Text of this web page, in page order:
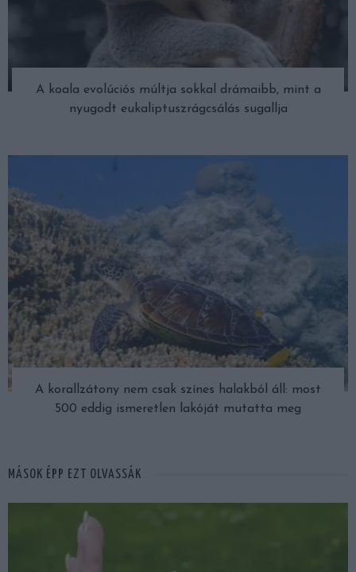
A koala evolúciós múltja sokkal drámaibb, mint a
nyugodt eukaliptuszrágcsálás sugallja
A korallzátony nem csak színes halakból áll: most
500 eddig ismeretlen lakóját mutatta meg
MÁSOK ÉPP EZT OLVASSÁK